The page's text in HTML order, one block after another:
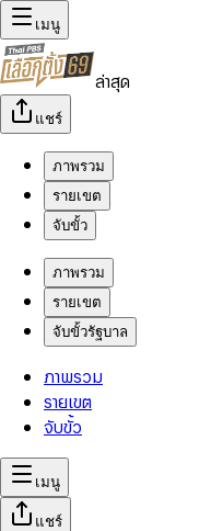
เมนู
ล่าสุด
แชร์
ภาพรวม
รายเขต
จับขั้ว
ภาพรวม
รายเขต
จับขั้วรัฐบาล
ภาพรวม
รายเขต
จับขั้ว
เมนู
แชร์